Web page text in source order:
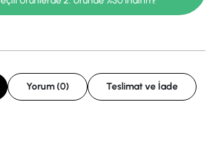
Yorum (0) Teslimat ve İade